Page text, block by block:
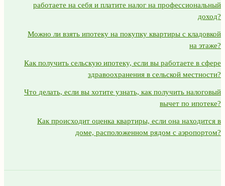
работаете на себя и платите налог на профессиональный
доход?
Можно ли взять ипотеку на покупку квартиры с кладовкой
на этаже?
Как получить сельскую ипотеку, если вы работаете в сфере
здравоохранения в сельской местности?
Что делать, если вы хотите узнать, как получить налоговый
вычет по ипотеке?
Как происходит оценка квартиры, если она находится в
доме, расположенном рядом с аэропортом?